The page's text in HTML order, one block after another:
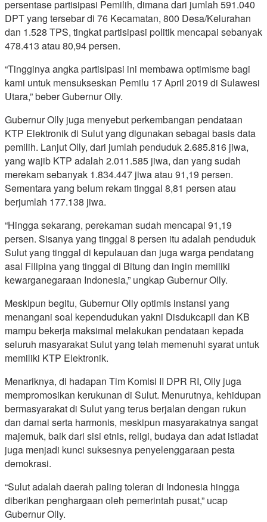
persentase partisipasi Pemilih, dimana dari jumlah 591.040
DPT yang tersebar di 76 Kecamatan, 800 Desa/Kelurahan
dan 1.528 TPS, tingkat partisipasi politik mencapai sebanyak
478.413 atau 80,94 persen.
“Tingginya angka partisipasi ini membawa optimisme bagi
kami untuk mensukseskan Pemilu 17 April 2019 di Sulawesi
Utara,” beber Gubernur Olly.
Gubernur Olly juga menyebut perkembangan pendataan
KTP Elektronik di Sulut yang digunakan sebagai basis data
pemilih. Lanjut Olly, dari jumlah penduduk 2.685.816 jiwa,
yang wajib KTP adalah 2.011.585 jiwa, dan yang sudah
merekam sebanyak 1.834.447 jiwa atau 91,19 persen.
Sementara yang belum rekam tinggal 8,81 persen atau
berjumlah 177.138 jiwa.
“Hingga sekarang, perekaman sudah mencapai 91,19
persen. Sisanya yang tinggal 8 persen itu adalah penduduk
Sulut yang tinggal di kepulauan dan juga warga pendatang
asal Filipina yang tinggal di Bitung dan ingin memiliki
kewarganegaraan Indonesia,” ungkap Gubernur Olly.
Meskipun begitu, Gubernur Olly optimis instansi yang
menangani soal kependudukan yakni Disdukcapil dan KB
mampu bekerja maksimal melakukan pendataan kepada
seluruh masyarakat Sulut yang telah memenuhi syarat untuk
memiliki KTP Elektronik.
Menariknya, di hadapan Tim Komisi II DPR RI, Olly juga
mempromosikan kerukunan di Sulut. Menurutnya, kehidupan
bermasyarakat di Sulut yang terus berjalan dengan rukun
dan damai serta harmonis, meskipun masyarakatnya sangat
majemuk, baik dari sisi etnis, religi, budaya dan adat istiadat
juga menjadi kunci suksesnya penyelenggaraan pesta
demokrasi.
“Sulut adalah daerah paling toleran di Indonesia hingga
diberikan penghargaan oleh pemerintah pusat,” ucap
Gubernur Olly.